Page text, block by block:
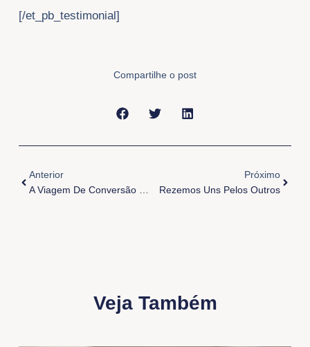
[/et_pb_testimonial]
Compartilhe o post
Anterior
Próximo
Rezemos Uns Pelos Outros
Veja Também